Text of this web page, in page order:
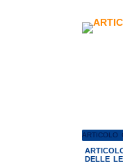
ARTICOLO
DELLE